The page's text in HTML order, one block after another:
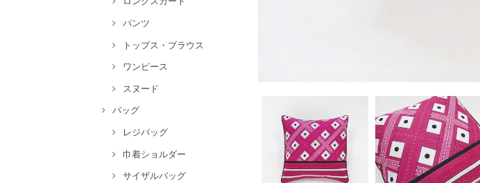
パンツ
トップス・ブラウス
ワンピース
スヌード
バッグ
レジバッグ
巾着ショルダー
サイザルバッグ